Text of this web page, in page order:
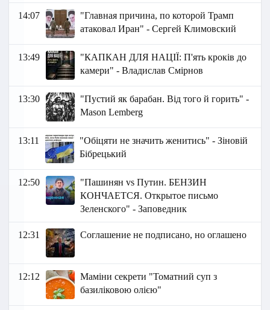
14:07
"Главная причина, по которой Трамп
атаковал Иран" - Сергей Климовский
13:49
"КАПКАН ДЛЯ НАЦІЇ: П'ять кроків до
камери" - Владислав Смірнов
13:30
"Пустий як барабан. Від того й горить" -
Маson Lemberg
13:11
"Обіцяти не значить женитись" - Зіновій
Бібрецький
12:50
"Пашинян vs Путин. БЕНЗИН
КОНЧАЕТСЯ. Открытое письмо
Зеленского" - Заповедник
12:31 Соглашение не подписано, но оглашено
12:12
Маміни секрети "Томатний суп з
базиліковою олією"